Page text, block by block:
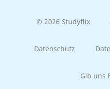
© 2026 Studyflix
Datenschutz
Gib uns